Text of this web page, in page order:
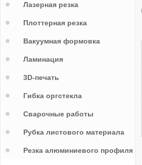
Лазерная резка
Плоттерная резка
Вакуумная формовка
Ламинация
3D-печать
Гибка оргстекла
Сварочные работы
Рубка листового материала
Резка алюминиевого профиля